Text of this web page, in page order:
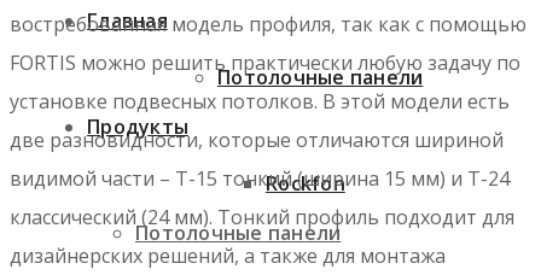
Главная
Продукты
Потолочные панели
Потолочные панели
Rockfon
востребованная модель профиля, так как с помощью
FORTIS можно решить практически любую задачу по
установке подвесных потолков. В этой модели есть
две разновидности, которые отличаются шириной
видимой части – Т-15 тонкий (ширина 15 мм) и Т-24
классический (24 мм). Тонкий профиль подходит для
дизайнерских решений, а также для монтажа